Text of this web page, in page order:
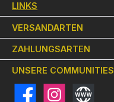
LINKS
VERSANDARTEN
ZAHLUNGSARTEN
UNSERE COMMUNITIES
FacebookInstagramWebsite